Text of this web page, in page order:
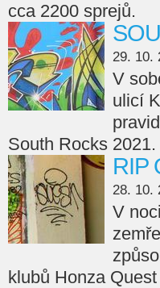
cca 2200 sprejů.
29. 10.
V
ulicí
South Rocks 2021.
RIP
28. 10.
V
klubů Honza